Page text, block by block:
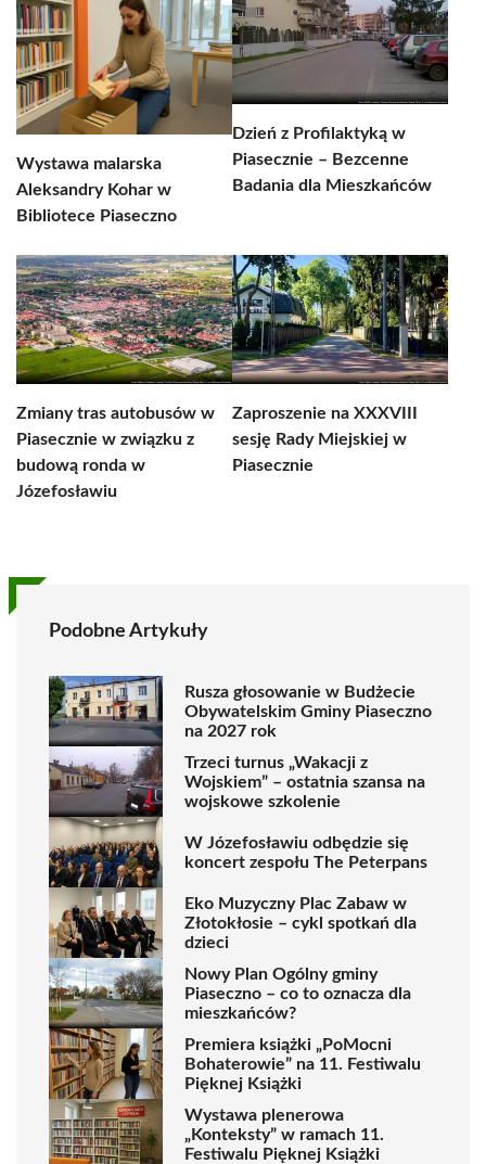
Wystawa malarska
Aleksandry Kohar w
Bibliotece Piaseczno
Dzień z Profilaktyką w
Piasecznie – Bezcenne
Badania dla Mieszkańców
Zmiany tras autobusów w
Piasecznie w związku z
budową ronda w
Józefosławiu
Zaproszenie na XXXVIII
sesję Rady Miejskiej w
Piasecznie
Podobne Artykuły
Rusza głosowanie w Budżecie
Obywatelskim Gminy Piaseczno
na 2027 rok
Trzeci turnus „Wakacji z
Wojskiem” – ostatnia szansa na
wojskowe szkolenie
W Józefosławiu odbędzie się
koncert zespołu The Peterpans
Eko Muzyczny Plac Zabaw w
Złotokłosie – cykl spotkań dla
dzieci
Nowy Plan Ogólny gminy
Piaseczno – co to oznacza dla
mieszkańców?
Premiera książki „PoMocni
Bohaterowie” na 11. Festiwalu
Pięknej Książki
Wystawa plenerowa
„Konteksty” w ramach 11.
Festiwalu Pięknej Książki